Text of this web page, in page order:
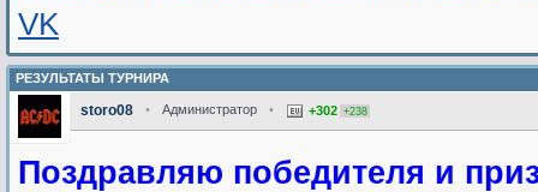
VK
РЕЗУЛЬТАТЫ ТУРНИРА
storo08 • Администратор • +302 +238
Поздравляю победителя и